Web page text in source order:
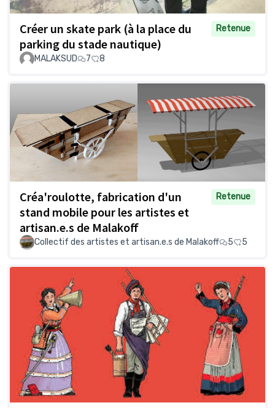
Créer un skate park (à la place du
parking du stade nautique)
Retenue
MALAKSUD 7 8
Créa'roulotte, fabrication d'un
stand mobile pour les artistes et
artisan.e.s de Malakoff
Retenue
Collectif des artistes et artisan.e.s de Malakoff 5 5